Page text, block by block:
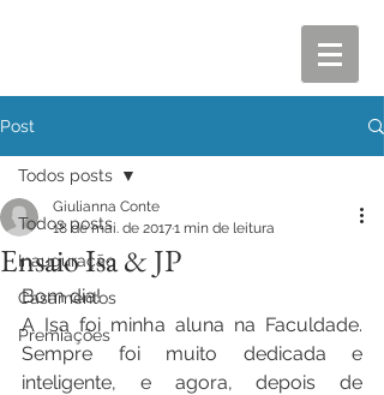
Post
Todos posts
Inauguração
Casamentos
Premiações
Todos posts
Ensaio Isa & JP
Giulianna Conte
18 de mai. de 20171 min de leitura
Bom dia!
A Isa foi minha aluna na Faculdade.
Sempre foi muito dedicada e
inteligente, e agora, depois de